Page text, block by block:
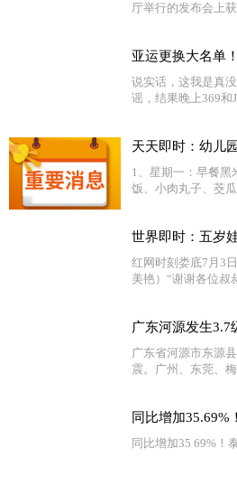
厅举行的发布会上获
说实话，这我是真
谣，结果晚上369和
1、星期一：早餐黑
饭、小肉丸子、茭
红网时刻娄底7月3
美艳）“谢谢各位叔
广东省河源市东源
震。广州、东莞、
同比增加35 69%！